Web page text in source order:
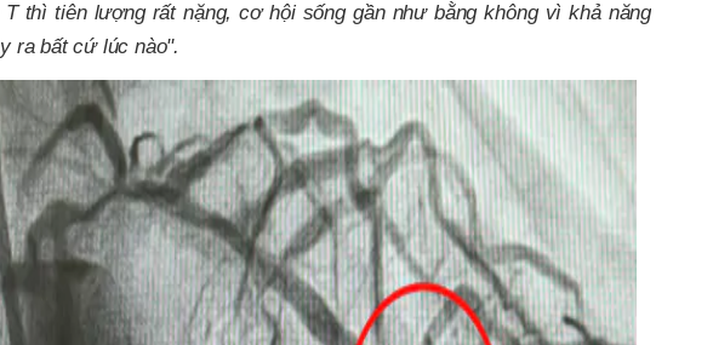
T thì tiên lượng rất nặng, cơ hội sống gần như bằng không vì khả năng
ra bất cứ lúc nào".